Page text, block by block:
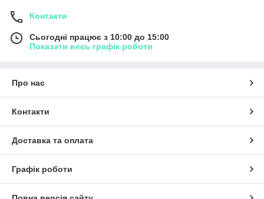
Контакти
Сьогодні працює з 10:00 до 15:00
Показати весь графік роботи
Про нас
Контакти
Доставка та оплата
Графік роботи